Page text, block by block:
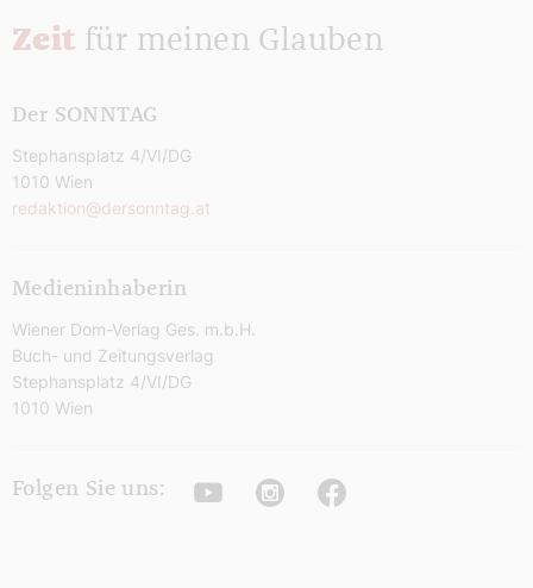
Zeit für meinen Glauben
Der SONNTAG
Stephansplatz 4/VI/DG
1010 Wien
redaktion@dersonntag.at
Medieninhaberin
Wiener Dom-Verlag Ges. m.b.H.
Buch- und Zeitungsverlag
Stephansplatz 4/VI/DG
1010 Wien
Folgen Sie uns: YoutubeInstagramFacebook